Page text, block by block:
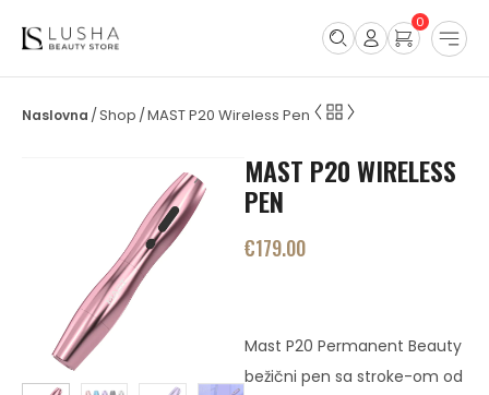
0
/Shop /MAST P20 Wireless Pen
MAST P20 WIRELESS
PEN
€179.00
Mast P20 Permanent Beauty
bežični pen sa stroke-om od